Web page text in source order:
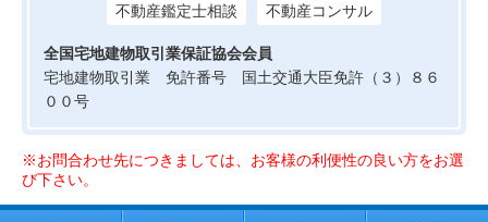
不動産鑑定士相談 不動産コンサル
全国宅地建物取引業保証協会会員
宅地建物取引業 免許番号 国土交通大臣免許（３）８６
００号
※お問合わせ先につきましては、お客様の利便性の良い方をお選
び下さい。